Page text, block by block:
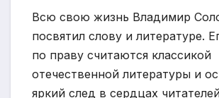
Всю свою жизнь Владимир
посвятил слову и литературе.
по праву считаются классикой
отечественной литературы и
яркий след в сердцах